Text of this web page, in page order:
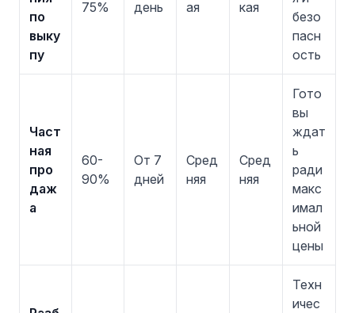
по
выку
пу
75%
день
ая
кая
безо
пасн
ость
Част
ная
про
даж
а
60-
90%
От 7
дней
Сред
няя
Сред
няя
Гото
вы
ждат
ь
ради
макс
имал
ьной
цены
Техн
ичес